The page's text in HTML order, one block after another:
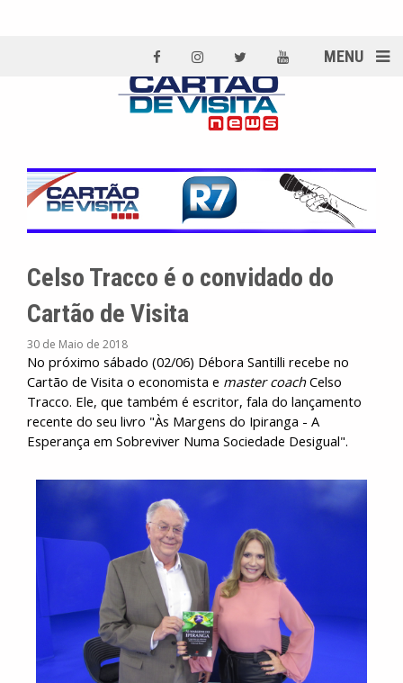
MENU
Celso Tracco é o convidado do
Cartão de Visita
30 de Maio de 2018
No próximo sábado (02/06) Débora Santilli recebe no
Cartão de Visita o economista e master coachCelso
Tracco. Ele, que também é escritor, fala do lançamento
recente do seu livro "Às Margens do Ipiranga - A
Esperança em Sobreviver Numa Sociedade Desigual".